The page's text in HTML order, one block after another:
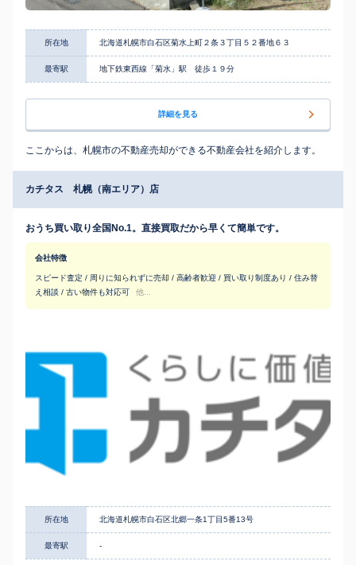
所在地 北海道札幌市白石区菊水上町２条３丁目５２番地６３
最寄駅 地下鉄東西線「菊水」駅 徒歩１９分
詳細を見る
ここからは、札幌市の不動産売却ができる不動産会社を紹介します。
カチタス 札幌（南エリア）店
おうち買い取り全国No.1。直接買取だから早くて簡単です。
会社特徴
スピード査定 / 周りに知られずに売却 / 高齢者歓迎 / 買い取り制度あり / 住み替
え相談 / 古い物件も対応可
他...
所在地 北海道札幌市白石区北郷一条1丁目5番13号
最寄駅 -